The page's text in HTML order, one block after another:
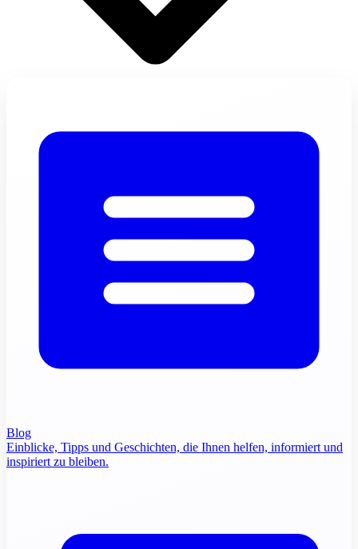
Blog
Einblicke, Tipps und Geschichten, die Ihnen helfen, informiert und
inspiriert zu bleiben.